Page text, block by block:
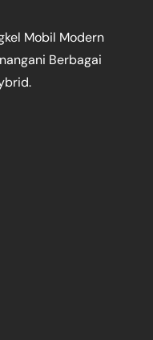
Mobil Modern
Berbagai